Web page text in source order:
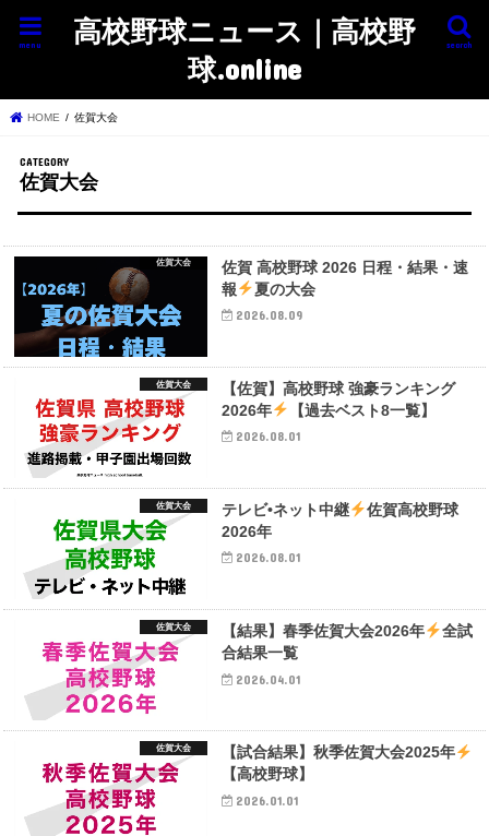
高校野球ニュース｜高校野
球.online
search
menu
HOME 佐賀大会
佐賀大会
佐賀大会
佐賀 高校野球 2026 日程・結果・速
報
夏の大会
2026.08.09
佐賀大会
【佐賀】高校野球 強豪ランキング
2026年
【過去ベスト8一覧】
2026.08.01
佐賀大会 テレビ•ネット中継
佐賀高校野球
2026年
2026.08.01
佐賀大会 【結果】春季佐賀大会2026年
全試
合結果一覧
2026.04.01
佐賀大会
【試合結果】秋季佐賀大会2025年
【高校野球】
2026.01.01